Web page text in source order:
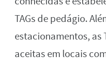
TAGs de pedágio.
estacionamentos, as
aceitas em locais